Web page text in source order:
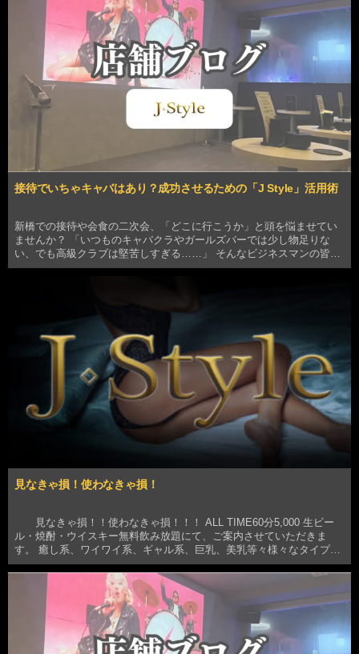
接待でいちゃキャバはあり？成功させるための「J Style」活用術
新橋での接待や会食の二次会、「どこに行こうか」と頭を悩ませてい
ませんか？ 「いつものキャバクラやガールズバーでは少し物足りな
い、でも高級クラブは堅苦しすぎる……」 そんなビジネスマンの皆様
に今、密かに選ばれているのが新橋のいちゃキャバ「J Style」です。
見なきゃ損！使わなきゃ損！
見なきゃ損！！使わなきゃ損！！！ ALL TIME60分5,000 生ビー
ル・焼酎・ウイスキー無料飲み放題にて、ご案内させていただきま
す。 癒し系、ワイワイ系、ギャル系、巨乳、美乳等々様々なタイプの
S級彼女が大量入店中💕 💕 感度抜群でエッチな彼女達がお客様をお待
ちしております。 なお、こちらの…